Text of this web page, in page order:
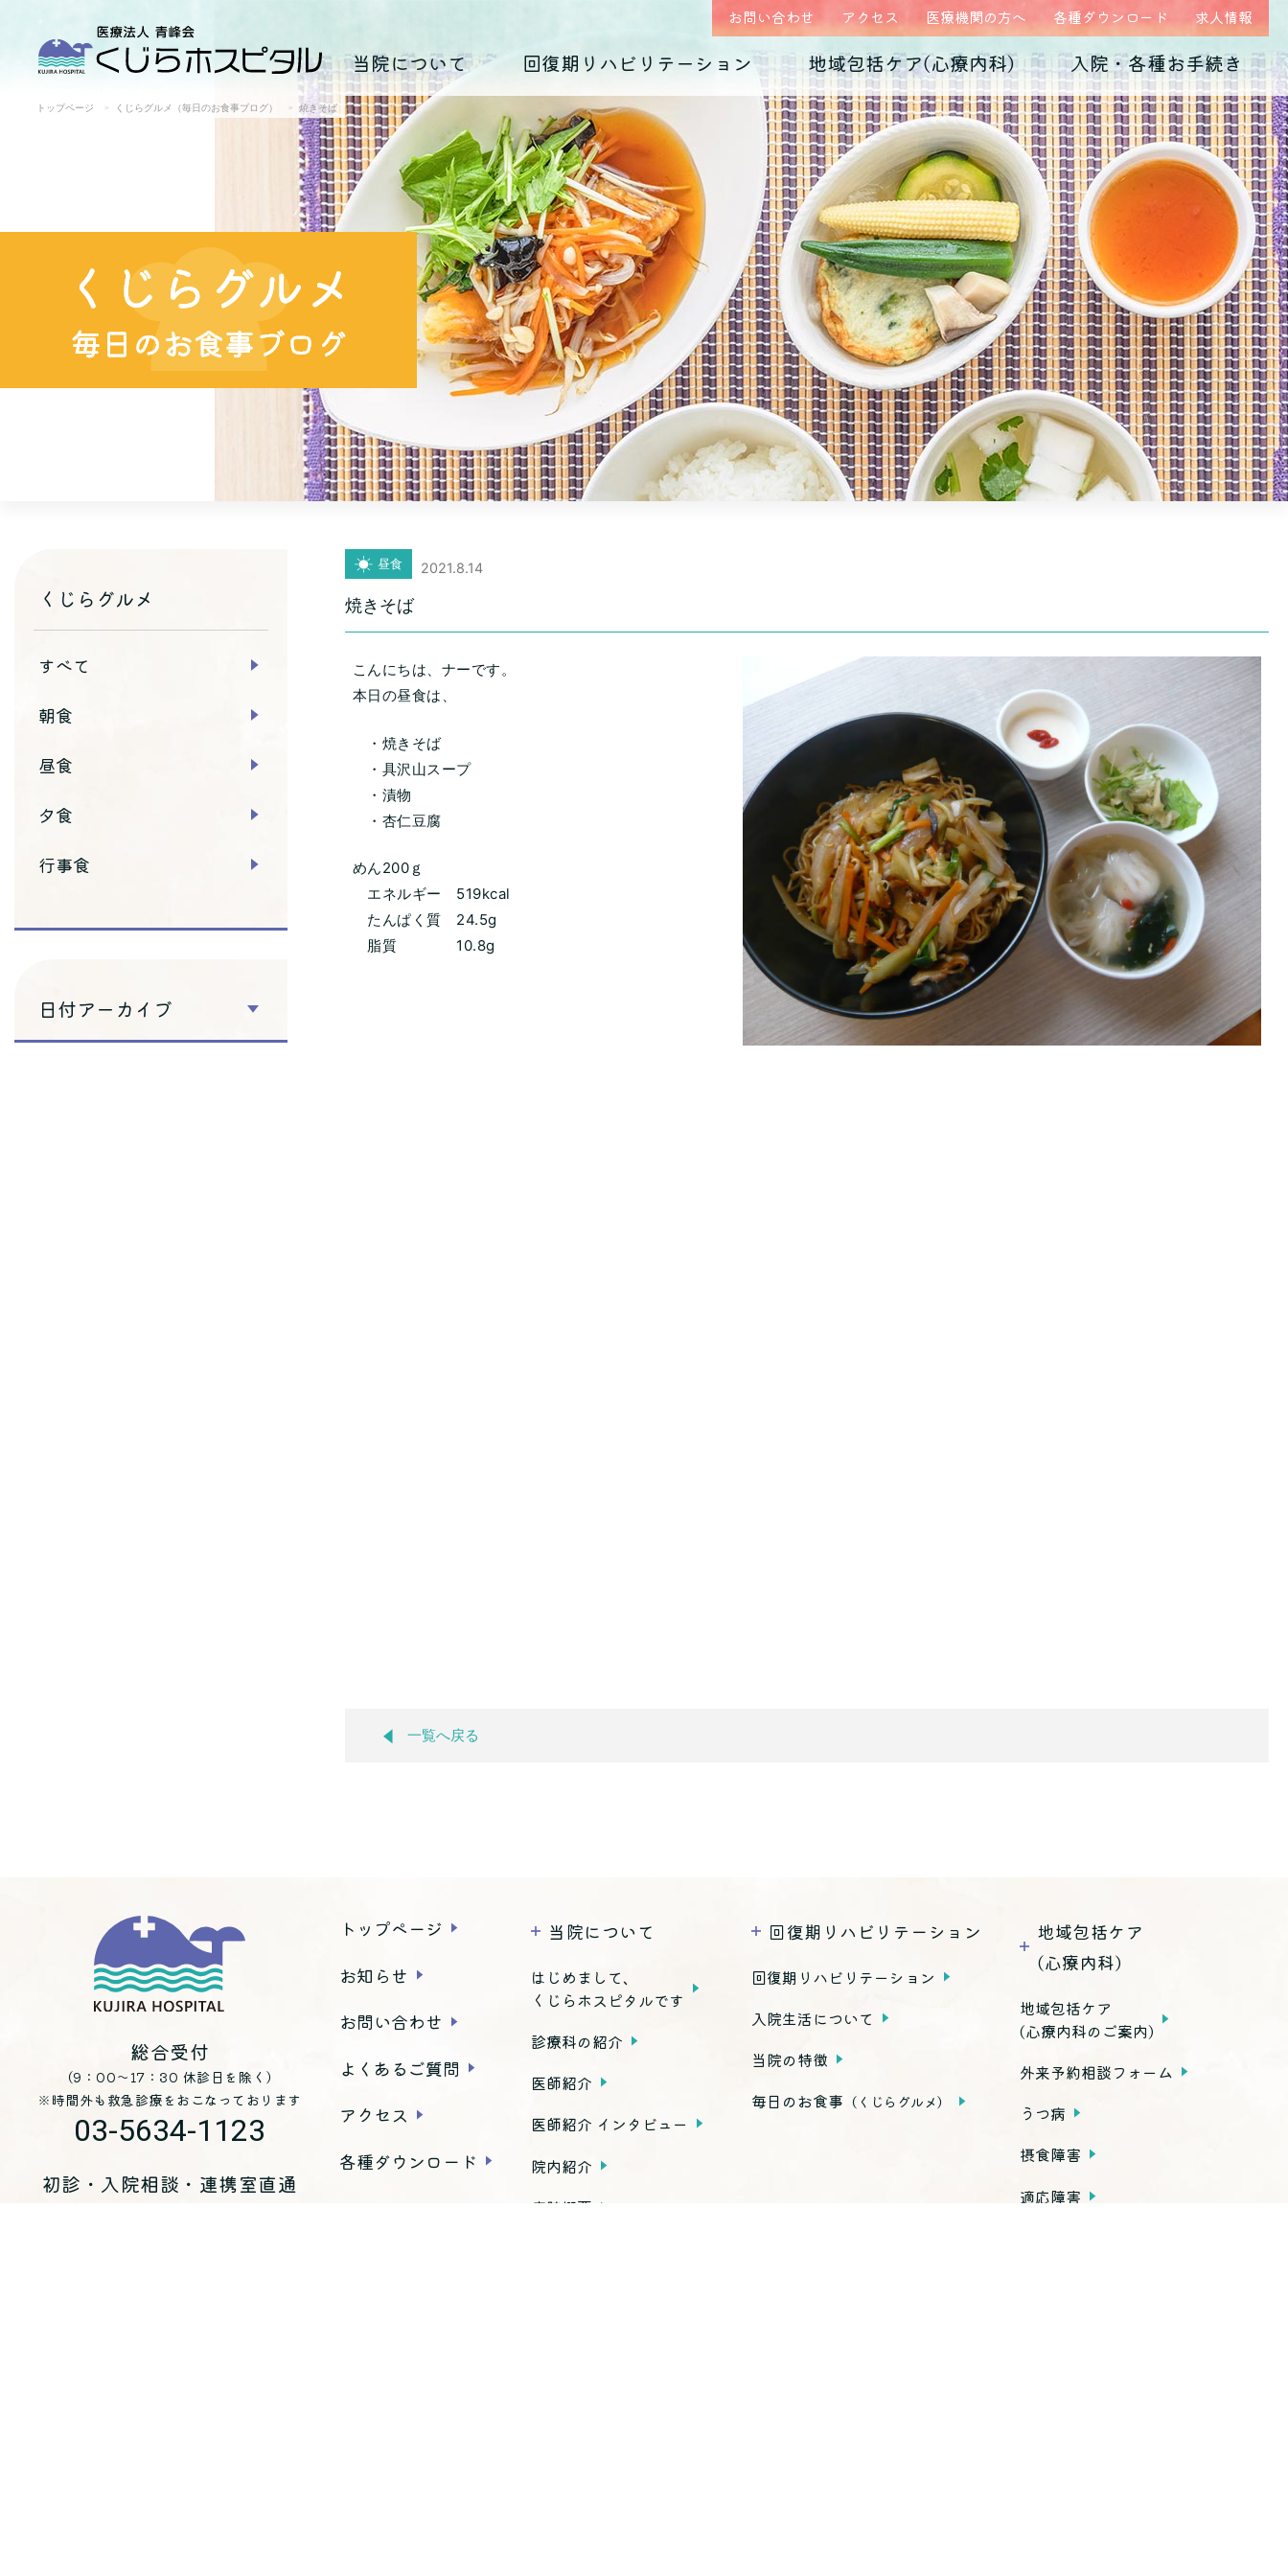
お問い合わせ アクセス 医療機関の方へ 各種ダウンロード 求人情報
当院について 回復期リハビリテーション 地域包括ケア(心療内科) 入院・各種お手続き
はじめまして、
くじらホスピタルです
診療科の紹介 医師紹介
医師紹介 インタビュー 院内紹介
病院概要
アクセス
回復期リハビリテーション 入院生活について
当院の特徴
毎日のお食事（くじらグルメ）
地域包括ケア(心療内科)のご案内 外来予約相談フォーム
うつ病
摂食障害
適応障害
発達障害
依存症
子育て不安・虐待
思春期の問題
老年期の問題 高次脳機能障害
入院のご案内 各種ダウンロード 診断書・証明書
トップページ くじらグルメ（毎日のお食事ブログ） 焼きそば
昼食 2021.8.14
焼きそば
こんにちは、ナーです。
本日の昼食は、
・焼きそば
・具沢山スープ
・漬物
・杏仁豆腐
めん200ｇ
エネルギー 519kcal
たんぱく質 24.5g
脂質 10.8g
一覧へ戻る
くじらグルメ
すべて
朝食
昼食
夕食
行事食
日付アーカイブ
総合受付
（9：00～17：30 休診日を除く）
※時間外も救急診療をおこなっております
03-5634-1123
初診・入院相談・連携室直通
トップページ
お知らせ
お問い合わせ
よくあるご質問
アクセス
各種ダウンロード
当院について
はじめまして、
くじらホスピタルです
診療科の紹介
医師紹介
医師紹介 インタビュー
院内紹介
病院概要
回復期リハビリテーション
回復期リハビリテーション
入院生活について
当院の特徴
毎日のお食事 （くじらグルメ）
地域包括ケア
(心療内科)
地域包括ケア
(心療内科のご案内)
外来予約相談フォーム
うつ病
摂食障害
適応障害